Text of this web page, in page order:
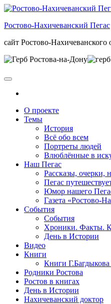
Skip
the
Ростово-Нахичеванский Пегас
сайт Ростово-
О проекте
Темы
История
Всё обо всем
Портреты людей
Влюблённые в
Наш Пегас
Рассказы, очерки,
Пегас
Юмор нашего
Газета «Ростово-
События
События
Хроники. Факты.
День в Истории
Видео
Книги
Книги
Родники Ростова
Ростов в книгах
День в Истории
Нахичеванский доктор